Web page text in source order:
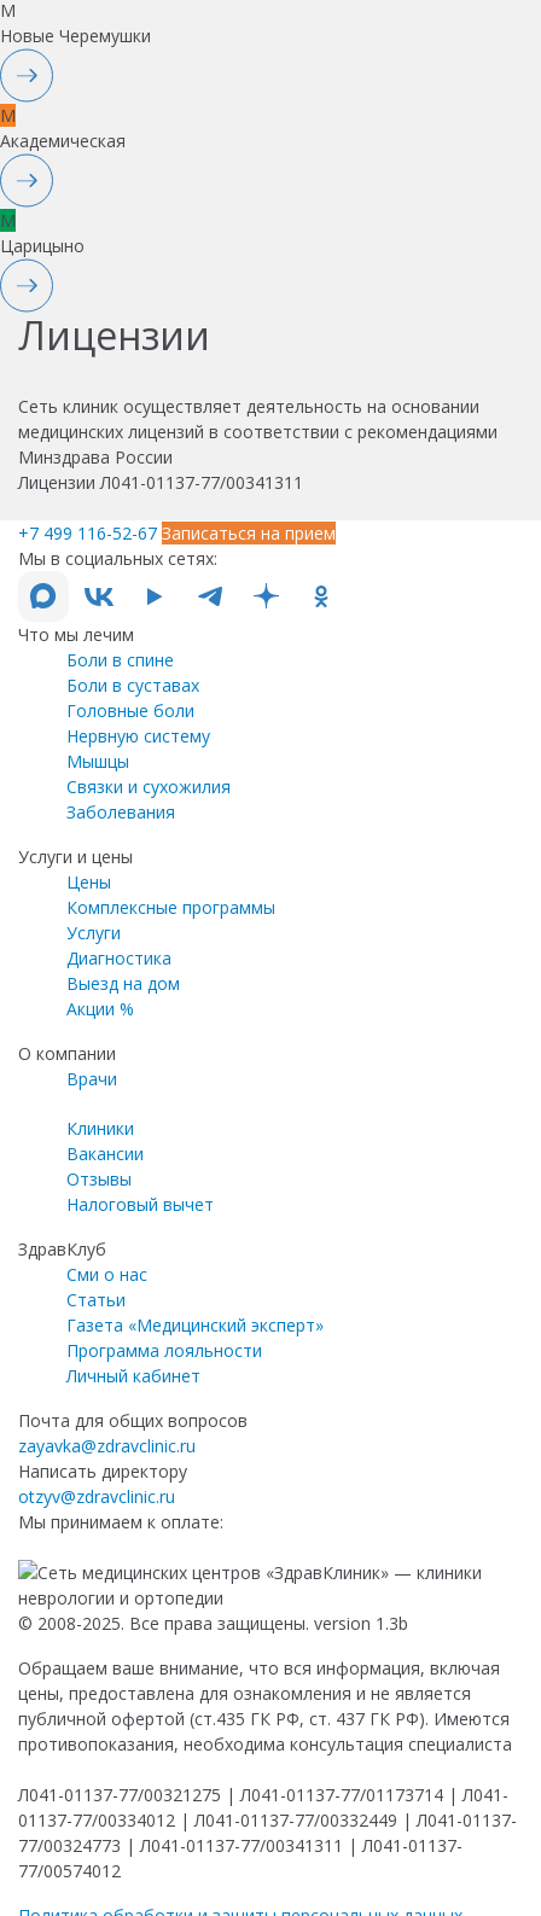
M
Новые Черемушки
M
Академическая
M
Царицыно
Лицензии
Сеть клиник осуществляет деятельность на основании
медицинских лицензий в соответствии с рекомендациями
Минздрава России
Лицензии Л041-01137-77/00341311
+7 499 116-52-67 Записаться на прием
Мы в социальных сетях:
Что мы лечим
Боли в спине
Боли в суставах
Головные боли
Нервную систему
Мышцы
Связки и сухожилия
Заболевания
Услуги и цены
Цены
Комплексные программы
Услуги
Диагностика
Выезд на дом
Акции %
О компании
Врачи
Клиники
Вакансии
Отзывы
Налоговый вычет
ЗдравКлуб
Сми о нас
Статьи
Газета «Медицинский эксперт»
Программа лояльности
Личный кабинет
Почта для общих вопросов
zayavka@zdravclinic.ru
Написать директору
otzyv@zdravclinic.ru
Мы принимаем к оплате:
© 2008-2025. Все права защищены. version 1.3b
Обращаем ваше внимание, что вся информация, включая
цены, предоставлена для ознакомления и не является
публичной офертой (ст.435 ГК РФ, ст. 437 ГК РФ). Имеются
противопоказания, необходима консультация специалиста
Л041-01137-77/00321275 | Л041-01137-77/01173714 | Л041-
01137-77/00334012 | Л041-01137-77/00332449 | Л041-01137-
77/00324773 | Л041-01137-77/00341311 | Л041-01137-
77/00574012